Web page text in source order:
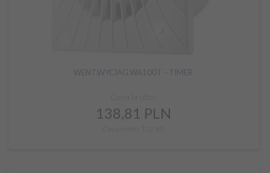
WENT.WYCIAG.WA100T - TIMER
138,81 PLN